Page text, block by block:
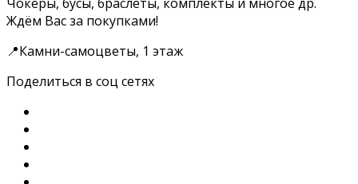
Ждём Вас за покупками!
📍Камни-самоцветы, 1 этаж
Поделиться в соц сетях